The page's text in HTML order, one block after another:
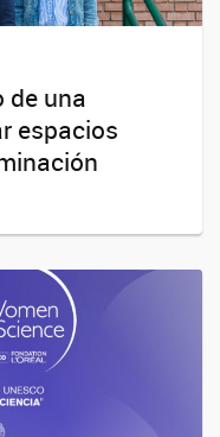
de una
espacios